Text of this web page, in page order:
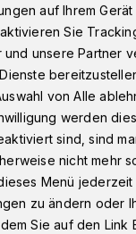
und
Lars Bender
Uhr Eine Minute
auf Ihrem Gerät
Sie
und unsere Partner
von Alle
werden
sind, sind
nicht mehr
Menü
zu ändern oder
Sie auf den Link